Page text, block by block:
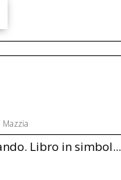
Mazzia
Libro in simbol...